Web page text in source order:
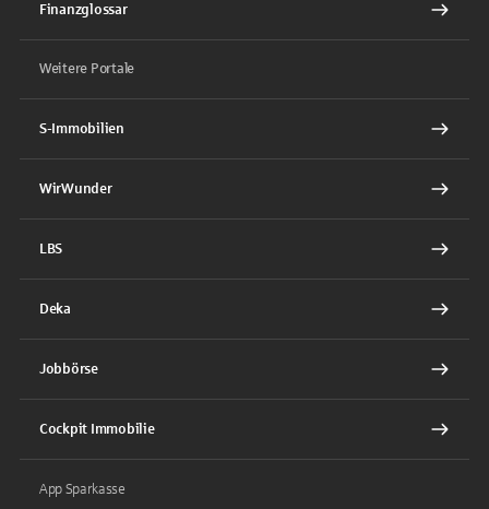
Finanzglossar
Weitere Portale
S-Immobilien
WirWunder
LBS
Deka
Jobbörse
Cockpit Immobilie
App Sparkasse